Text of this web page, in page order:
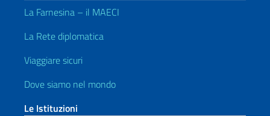
La Farnesina – il MAECI
La Rete diplomatica
Viaggiare sicuri
Dove siamo nel mondo
Le Istituzioni